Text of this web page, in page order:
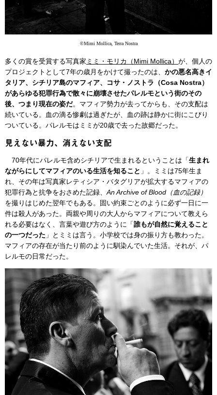
©Mimi Mollica, Terra Nostra
多くの賞を受賞する写真家 ミミ・モリカ（Mimi Mollica） が、個人の
プロジェクトとして7年の歳月をかけて撮ったのは、 かの悪名高きイ
タリア、シチリア島のマフィア、コサ・ノストラ（Cosa Nostra）
があらゆる犯罪行為で散々に崩壊させたパレルモという街のその
後、つまり現在の姿だ。マフィア勢力が去ってからも、その支配は
続いている。血の滴る惨劇は過ぎたが、血の跡は静かに街にこびり
ついている。パレルモはミミが20歳で去った故郷だった。
見えない暴力、消えない支配
70年代にパレルモ含めシチリアで生まれるということは「生まれ
ながらにしてマフィアのいる生活を知ること 」。ミミは75年生ま
れ、その年は写真家レティシア・バタグリアが拡大するマフィアの
犯罪行為と抗争をおさめた記録、 An Archive of Blood（血の記録）
を撮りはじめた翌年でもある。固い約束ごとのように必ず一日に一
件は殺人があった。両親や周りの大人からマフィアについて教えら
れる必要はなく、言葉や遊び方のように「誰もが自然に覚えること
の一つだった 」とミミは言う。小学校では身の振り方も教わった。
マフィアの存在が当たり前のように馴染んでいた生活。それが、パ
レルモの日常だった。